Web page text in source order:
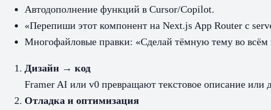
Автодополнение функций в Cursor/Copilot.
«Перепиши этот компонент на Next.js App Router с
Многофайловые правки: «Сделай тёмную тему во всём
Дизайн → код
Framer AI или v0 превращают текстовое описание или
Отладка и оптимизация